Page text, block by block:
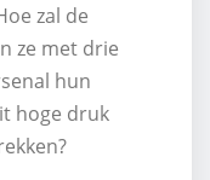
zal de
ze met drie
hun
hoge druk